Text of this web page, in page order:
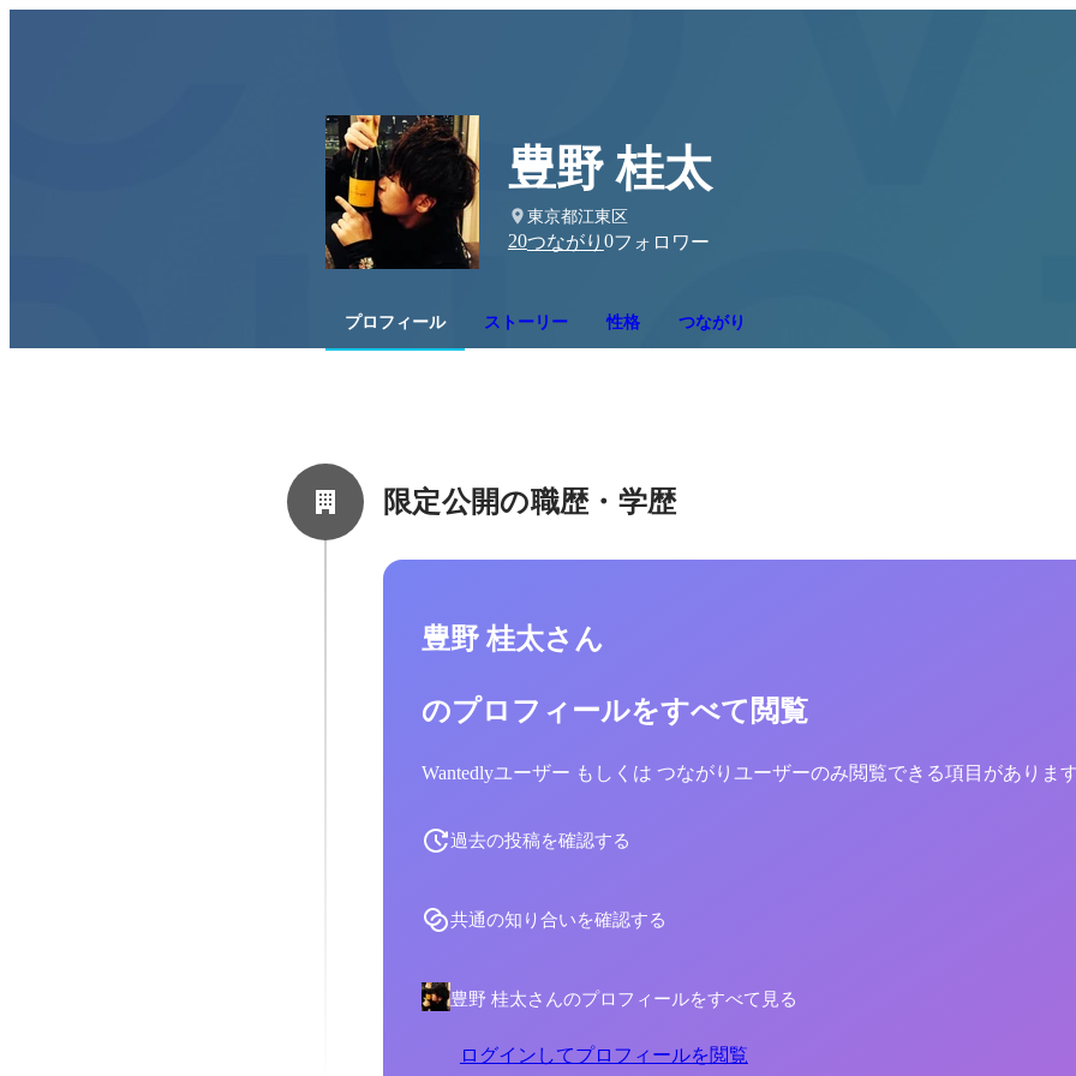
豊野 桂太
東京都江東区
20つながり 0フォロワー
プロフィール ストーリー 性格 つながり
限定公開の職歴・学歴
豊野 桂太さん
のプロフィールをすべて閲覧
Wantedlyユーザー もしくは つながりユーザーのみ閲覧できる項目がありま
過去の投稿を確認する
共通の知り合いを確認する
豊野 桂太さんのプロフィールをすべて見る
ログインしてプロフィールを閲覧